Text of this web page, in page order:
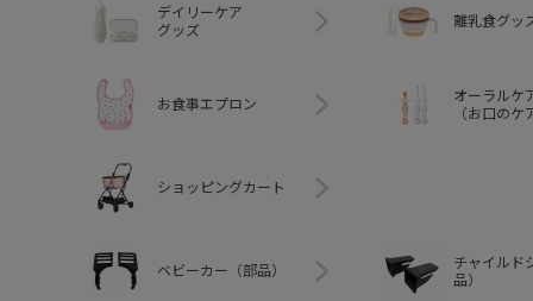
デイリーケア
グッズ
離乳食グッ
お食事エプロン
オーラルケ
（お口のケ
ショッピングカート
ベビーカー（部品）
チャイルド
品）